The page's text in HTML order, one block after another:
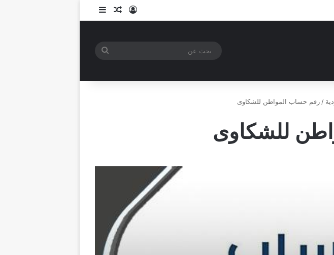
تسجيل الدخول
مقال عشوائي
إضافة عمود جانبي
بحث
/ رقم حساب المواطن للشكاوى
للشكاوى